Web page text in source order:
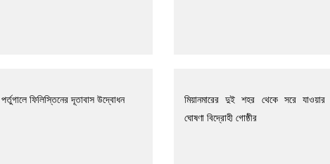
পর্তুগালে ফিলিস্তিনের দূতাবাস উদ্বোধন
মিয়ানমারের দুই শহর থেকে সরে যাওয়ার
ঘোষণা বিদ্রোহী গোষ্ঠীর